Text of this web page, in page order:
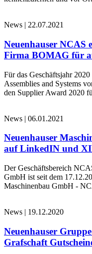
News | 22.07.2021
Neuenhauser NCAS
Firma BOMAG für
Für das Geschäftsjahr
Assemblies and Systems
den Supplier Award 2020
News | 06.01.2021
Neuenhauser
auf LinkedIN und
Der Geschäftsbereich
GmbH ist seit dem
Maschinenbau GmbH -
News | 19.12.2020
Neuenhauser
Grafschaft